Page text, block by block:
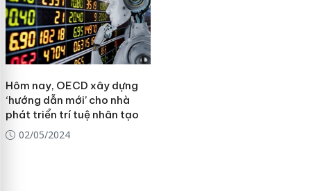
Hôm nay, OECD xây dựng
‘hướng dẫn mới’ cho nhà
phát triển trí tuệ nhân tạo
02/05/2024